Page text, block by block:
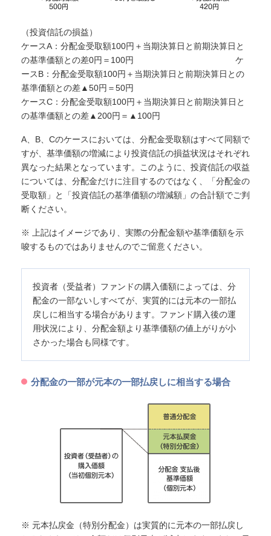
（投資信託の損益）
ケースA：分配金受取額100円＋当期決算日と前期決算日と
の基準価額との差0円＝100円 ケ
ースB：分配金受取額100円＋当期決算日と前期決算日との
基準価額との差▲50円＝50円
ケースC：分配金受取額100円＋当期決算日と前期決算日と
の基準価額との差▲200円＝▲100円
A、B、Cのケースにおいては、分配金受取額はすべて同額で
すが、基準価額の増減により投資信託の損益状況はそれぞれ
異なった結果となっています。このように、投資信託の収益
については、分配金だけに注目するのではなく、「分配金の
受取額」と「投資信託の基準価額の増減額」の合計額でご判
断ください。
※ 上記はイメージであり、実際の分配金額や基準価額を示
唆するものではありませんのでご留意ください。
投資者（受益者）ファンドの購入価額によっては、分
配金の一部ないしすべてが、実質的には元本の一部払
戻しに相当する場合があります。ファンド購入後の運
用状況により、分配金額より基準価額の値上がりが小
さかった場合も同様です。
分配金の一部が元本の一部払戻しに相当する場合
※ 元本払戻金（特別分配金）は実質的に元本の一部払戻し